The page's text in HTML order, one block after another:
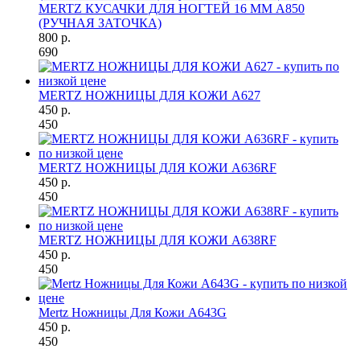
MERTZ КУСАЧКИ ДЛЯ НОГТЕЙ 16 ММ A850
(РУЧНАЯ ЗАТОЧКА)
800 р.
690
MERTZ НОЖНИЦЫ ДЛЯ КОЖИ A627
450 р.
450
MERTZ НОЖНИЦЫ ДЛЯ КОЖИ A636RF
450 р.
450
MERTZ НОЖНИЦЫ ДЛЯ КОЖИ A638RF
450 р.
450
Mertz Ножницы Для Кожи A643G
450 р.
450